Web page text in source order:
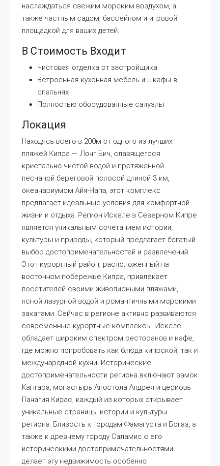
наслаждаться свежим морским воздухом, а
также частным садом, бассейном и игровой
площадкой для ваших детей.
В Стоимость Входит
Чистовая отделка от застройщика
Встроенная кухонная мебель и шкафы в
спальнях
Полностью оборудованные санузлы
Локация
Находясь всего в 200м от одного из лучших
пляжей Кипра — Лонг Бич, славящегося
кристально чистой водой и протяженной
песчаной береговой полосой длиной 3 км,
океанариумом Айя-Напа, этот комплекс
предлагает идеальные условия для комфортной
жизни и отдыха. Регион Искеле в Северном Кипре
является уникальным сочетанием истории,
культуры и природы, который предлагает богатый
выбор достопримечательностей и развлечений.
Этот курортный район, расположенный на
восточном побережье Кипра, привлекает
посетителей своими живописными пляжами,
ясной лазурной водой и романтичными морскими
закатами. Сейчас в регионе активно развиваются
современные курортные комплексы. Искеле
обладает широким спектром ресторанов и кафе,
где можно попробовать как блюда кипрской, так и
международной кухни. Исторические
достопримечательности региона включают замок
Кантара, монастырь Апостола Андрея и церковь
Панагия Кирас, каждый из которых открывает
уникальные страницы истории и культуры
региона. Близость к городам Фамагуста и Богаз, а
также к древнему городу Саламис с его
историческими достопримечательностями
делает эту недвижимость особенно